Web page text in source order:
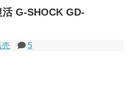
G-SHOCK GD-
売 5